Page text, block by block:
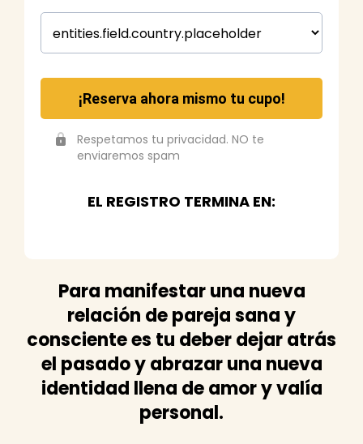
¡Reserva ahora mismo tu cupo!
Respetamos tu privacidad. NO te
enviaremos spam
EL REGISTRO TERMINA EN:
Para manifestar una nueva
relación de pareja sana y
consciente es tu deber dejar atrás
el pasado y abrazar una nueva
identidad llena de amor y valía
personal.